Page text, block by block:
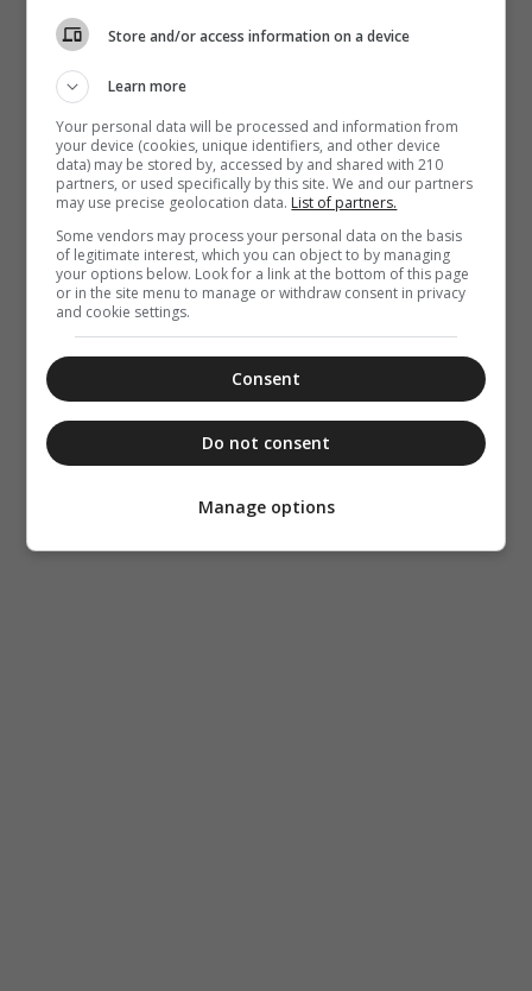
Store and/or access information on a device
Learn more
Your personal data will be processed and information from
your device (cookies, unique identifiers, and other device
data) may be stored by, accessed by and shared with 210
partners, or used specifically by this site. We and our partners
may use precise geolocation data. List of partners.
Some vendors may process your personal data on the basis
of legitimate interest, which you can object to by managing
your options below. Look for a link at the bottom of this page
or in the site menu to manage or withdraw consent in privacy
and cookie settings.
Consent
Do not consent
Manage options